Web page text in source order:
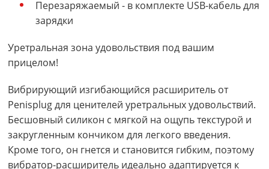
Перезаряжаемый - в комплекте USB-кабель для
зарядки
Уретральная зона удовольствия под вашим
прицелом!
Вибрирующий изгибающийся расширитель от
Penisplug для ценителей уретральных удовольствий.
Бесшовный силикон с мягкой на ощупь текстурой и
закругленным кончиком для легкого введения.
Кроме того, он гнется и становится гибким, поэтому
вибратор-расширитель идеально адаптируется к